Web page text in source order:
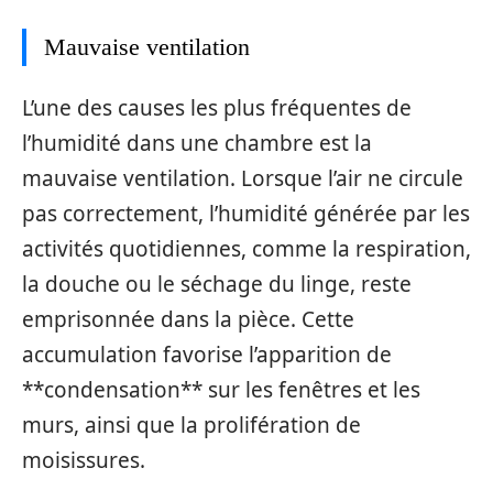
Mauvaise ventilation
L’une des causes les plus fréquentes de
l’humidité dans une chambre est la
mauvaise ventilation. Lorsque l’air ne circule
pas correctement, l’humidité générée par les
activités quotidiennes, comme la respiration,
la douche ou le séchage du linge, reste
emprisonnée dans la pièce. Cette
accumulation favorise l’apparition de
**condensation** sur les fenêtres et les
murs, ainsi que la prolifération de
moisissures.